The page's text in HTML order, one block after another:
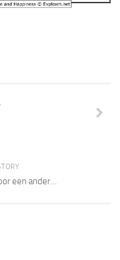
een ander…